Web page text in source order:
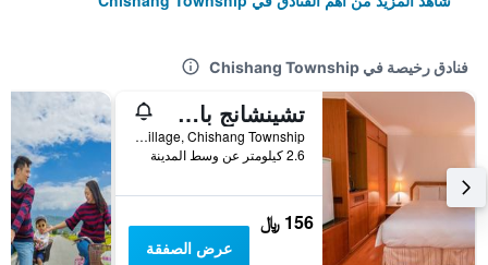
فنادق رخيصة في Chishang Township
تشينشانج باستورال فارم ريزورت
No. 110, Xinxing Village, Chishang Township, تايوان
2.6 كيلومتر عن وسط المدينة
156 ﷼
عرض الصفقة